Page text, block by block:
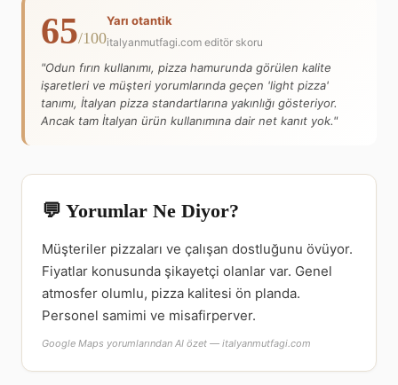
65/100
Yarı otantik
italyanmutfagi.com editör skoru
"Odun fırın kullanımı, pizza hamurunda görülen kalite
işaretleri ve müşteri yorumlarında geçen 'light pizza'
tanımı, İtalyan pizza standartlarına yakınlığı gösteriyor.
Ancak tam İtalyan ürün kullanımına dair net kanıt yok."
💬 Yorumlar Ne Diyor?
Müşteriler pizzaları ve çalışan dostluğunu övüyor.
Fiyatlar konusunda şikayetçi olanlar var. Genel
atmosfer olumlu, pizza kalitesi ön planda.
Personel samimi ve misafirperver.
Google Maps yorumlarından AI özet — italyanmutfagi.com